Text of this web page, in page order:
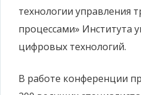
технологии управления
процессами» Института
цифровых технологий.
В работе конференции